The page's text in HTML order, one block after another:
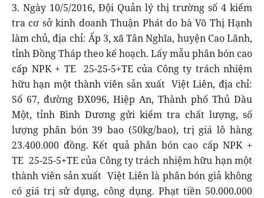
3. Ngày 10/5/2016, Đội Quản lý thị trường số 4 kiểm
tra cơ sở kinh doanh Thuận Phát do bà Võ Thị Hạnh
làm chủ, địa chỉ: Ấp 3, xã Tân Nghĩa, huyện Cao Lãnh,
tỉnh Đồng Tháp theo kế hoạch. Lấy mẫu phân bón cao
cấp NPK + TE 25-25-5+TE của Công ty trách nhiệm
hữu hạn một thành viên sản xuất Việt Liên, địa chỉ:
Số 67, đường ĐX096, Hiệp An, Thành phố Thủ Dầu
Một, tỉnh Bình Dương gửi kiểm tra chất lượng, số
lượng phân bón 39 bao (50kg/bao), trị giá lô hàng
23.400.000 đồng. Kết quả phân bón cao cấp NPK +
TE 25-25-5+TE của Công ty trách nhiệm hữu hạn một
thành viên sản xuất Việt Liên là phân bón giả không
có giá trị sử dụng, công dụng. Phạt tiền 50.000.000